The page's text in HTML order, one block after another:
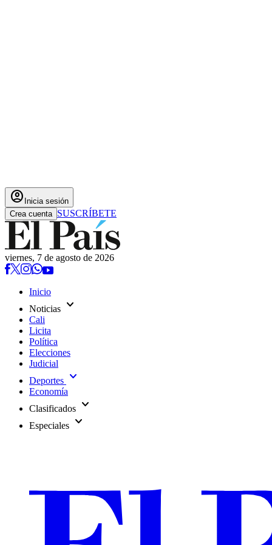
account_circle Inicia sesión
Crea cuenta SUSCRÍBETE
viernes, 7 de agosto de 2026
Inicio
Noticias expand_more
Cali
Licita
Política
Elecciones
Judicial
Deportes expand_more
Economía
Clasificados expand_more
Especiales expand_more